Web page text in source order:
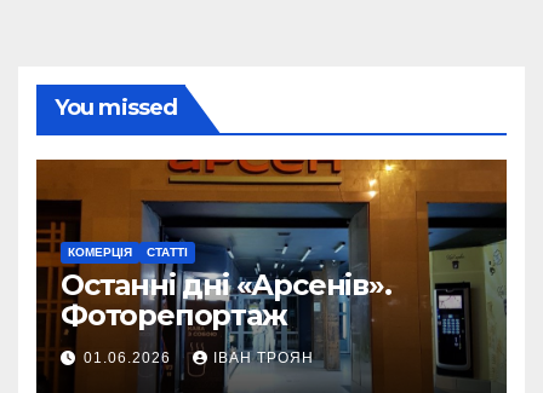
You missed
КОМЕРЦІЯ СТАТТІ
Останні дні «Арсенів».
Фоторепортаж
01.06.2026 ІВАН ТРОЯН